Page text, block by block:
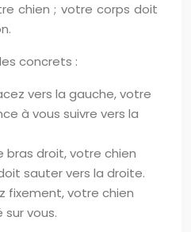
chien ; votre corps doit
concrets :
vers la gauche, votre
à vous suivre vers la
bras droit, votre chien
sauter vers la droite.
fixement, votre chien
vous.